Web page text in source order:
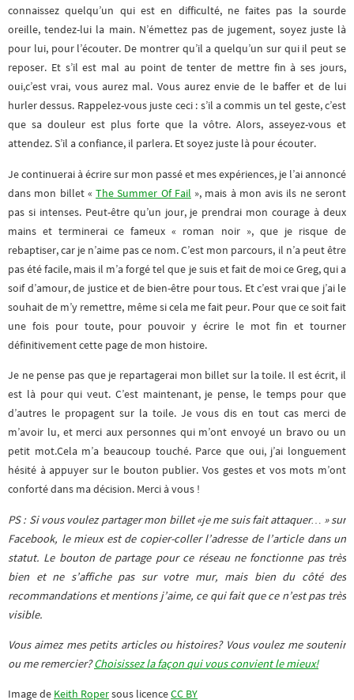
connaissez quelqu’un qui est en difficulté, ne faites pas la sourde
oreille, tendez-lui la main. N’émettez pas de jugement, soyez juste là
pour lui, pour l’écouter. De montrer qu’il a quelqu’un sur qui il peut se
reposer. Et s’il est mal au point de tenter de mettre fin à ses jours,
oui,c’est vrai, vous aurez mal. Vous aurez envie de le baffer et de lui
hurler dessus. Rappelez-vous juste ceci : s’il a commis un tel geste, c’est
que sa douleur est plus forte que la vôtre. Alors, asseyez-vous et
attendez. S’il a confiance, il parlera. Et soyez juste là pour écouter.
Je continuerai à écrire sur mon passé et mes expériences, je l’ai annoncé
dans mon billet «The Summer Of Fail », mais à mon avis ils ne seront
pas si intenses. Peut-être qu’un jour, je prendrai mon courage à deux
mains et terminerai ce fameux « roman noir », que je risque de
rebaptiser, car je n’aime pas ce nom. C’est mon parcours, il n’a peut être
pas été facile, mais il m’a forgé tel que je suis et fait de moi ce Greg, qui a
soif d’amour, de justice et de bien-être pour tous. Et c’est vrai que j’ai le
souhait de m’y remettre, même si cela me fait peur. Pour que ce soit fait
une fois pour toute, pour pouvoir y écrire le mot fin et tourner
définitivement cette page de mon histoire.
Je ne pense pas que je repartagerai mon billet sur la toile. Il est écrit, il
est là pour qui veut. C’est maintenant, je pense, le temps pour que
d’autres le propagent sur la toile. Je vous dis en tout cas merci de
m’avoir lu, et merci aux personnes qui m’ont envoyé un bravo ou un
petit mot.Cela m’a beaucoup touché. Parce que oui, j’ai longuement
hésité à appuyer sur le bouton publier. Vos gestes et vos mots m’ont
conforté dans ma décision. Merci à vous !
PS : Si vous voulez partager mon billet «je me suis fait attaquer… » sur
Facebook, le mieux est de copier-coller l’adresse de l’article dans un
statut. Le bouton de partage pour ce réseau ne fonctionne pas très
bien et ne s’affiche pas sur votre mur, mais bien du côté des
recommandations et mentions j’aime, ce qui fait que ce n’est pas très
visible.
Vous aimez mes petits articles ou histoires? Vous voulez me soutenir
ou me remercier?Choisissez la façon qui vous convient le mieux!
Image de Keith Ropersous licenceCC BY